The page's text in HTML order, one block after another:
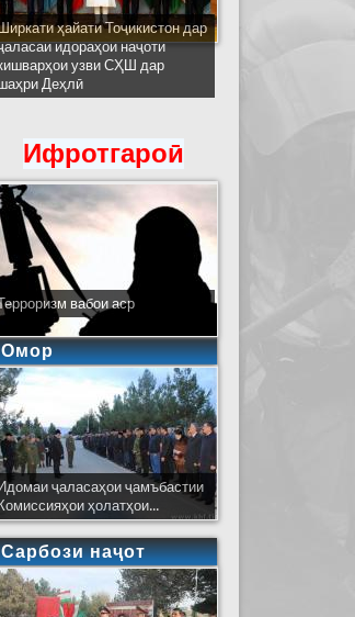
ҳайати Тоҷикистон дар
идораҳои наҷоти
узви СҲШ дар
Деҳлӣ
Ифротгароӣ
вабои аср
Омор
Идомаи ҷаласаҳои ҷамъбастии
Комиссияҳои ҳолатҳои...
Сарбози наҷот